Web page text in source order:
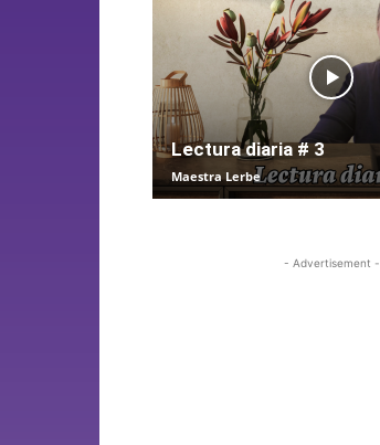
Lectura diaria # 3
Maestra Lerbe
- Advertisement -